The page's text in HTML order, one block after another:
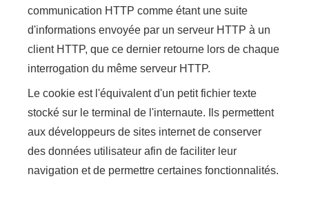
communication HTTP comme étant une suite
d'informations envoyée par un serveur HTTP à un
client HTTP, que ce dernier retourne lors de chaque
interrogation du même serveur HTTP.
Le cookie est l'équivalent d'un petit fichier texte
stocké sur le terminal de l'internaute. Ils permettent
aux développeurs de sites internet de conserver
des données utilisateur afin de faciliter leur
navigation et de permettre certaines fonctionnalités.